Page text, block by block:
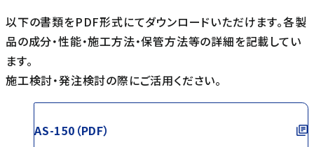
以下の書類をPDF形式にてダウンロードいただけます。各製
品の成分・性能・施工方法・保管方法等の詳細を記載してい
ます。
施工検討・発注検討の際にご活用ください。
AS-150（PDF）